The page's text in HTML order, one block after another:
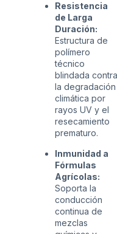
Resistencia
de Larga
Duración:
Estructura de
polímero
técnico
blindada contra
la degradación
climática por
rayos UV y el
resecamiento
prematuro.
Inmunidad a
Fórmulas
Agrícolas:
Soporta la
conducción
continua de
mezclas